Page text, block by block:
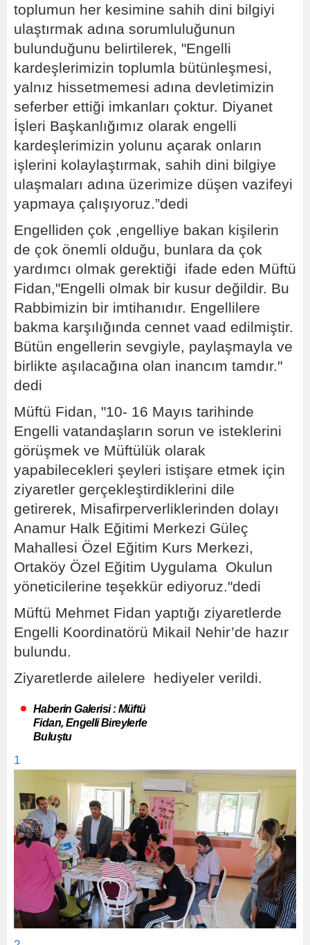
toplumun her kesimine sahih dini bilgiyi
ulaştırmak adına sorumluluğunun
bulunduğunu belirtilerek, "Engelli
kardeşlerimizin toplumla bütünleşmesi,
yalnız hissetmemesi adına devletimizin
seferber ettiği imkanları çoktur. Diyanet
İşleri Başkanlığımız olarak engelli
kardeşlerimizin yolunu açarak onların
işlerini kolaylaştırmak, sahih dini bilgiye
ulaşmaları adına üzerimize düşen vazifeyi
yapmaya çalışıyoruz.”dedi
Engelliden çok ,engelliye bakan kişilerin
de çok önemli olduğu, bunlara da çok
yardımcı olmak gerektiği ifade eden Müftü
Fidan,"Engelli olmak bir kusur değildir. Bu
Rabbimizin bir imtihanıdır. Engellilere
bakma karşılığında cennet vaad edilmiştir.
Bütün engellerin sevgiyle, paylaşmayla ve
birlikte aşılacağına olan inancım tamdır."
dedi
Müftü Fidan, "10- 16 Mayıs tarihinde
Engelli vatandaşların sorun ve isteklerini
görüşmek ve Müftülük olarak
yapabilecekleri şeyleri istişare etmek için
ziyaretler gerçekleştirdiklerini dile
getirerek, Misafirperverliklerinden dolayı
Anamur Halk Eğitimi Merkezi Güleç
Mahallesi Özel Eğitim Kurs Merkezi,
Ortaköy Özel Eğitim Uygulama Okulun
yöneticilerine teşekkür ediyoruz."dedi
Müftü Mehmet Fidan yaptığı ziyaretlerde
Engelli Koordinatörü Mikail Nehir’de hazır
bulundu.
Ziyaretlerde ailelere hediyeler verildi.
Haberin Galerisi : Müftü
Fidan, Engelli Bireylerle
Buluştu
1